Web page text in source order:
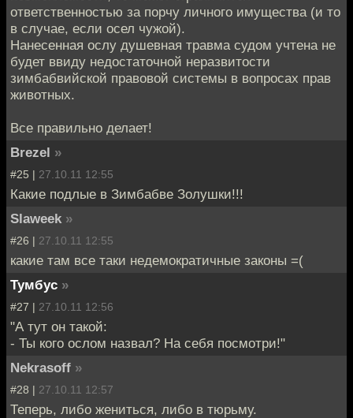
ответственностью за порчу личного имущества (и то
в случае, если осел чужой).
Нанесенная ослу душевная травма судом учтена не
будет ввиду недостаточной неразвитости
зимбабвийской правовой системы в вопросах прав
животных.
Все правильно делает!
Brezel »
#25 | 27.10.11 12:55
Какие подлые в Зимбабве Золушки!!!
Slaweek »
#26 | 27.10.11 12:55
какие там все таки недемократичные законы =(
Тумбус »
#27 | 27.10.11 12:56
"А тут он такой:
- Ты кого ослом назвал? На себя посмотри!"
Nekrasoff »
#28 | 27.10.11 12:57
Теперь, либо жениться, либо в тюрьму.